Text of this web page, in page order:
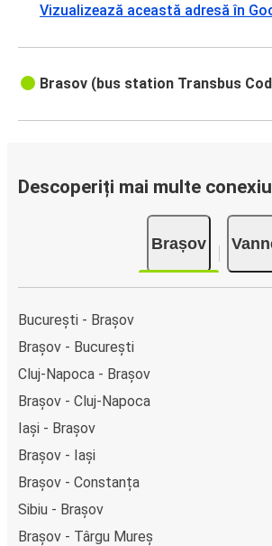
Vizualizează această adresă în
Brasov (bus station Transbus
Descoperiți mai multe
Brașov
București - Brașov
Brașov - București
Cluj-Napoca - Brașov
Brașov - Cluj-Napoca
Iași - Brașov
Brașov - Iași
Brașov - Constanța
Sibiu - Brașov
Brașov - Târgu Mureș